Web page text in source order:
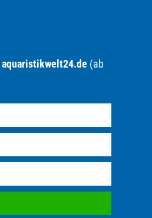
aquaristikwelt24.de (ab